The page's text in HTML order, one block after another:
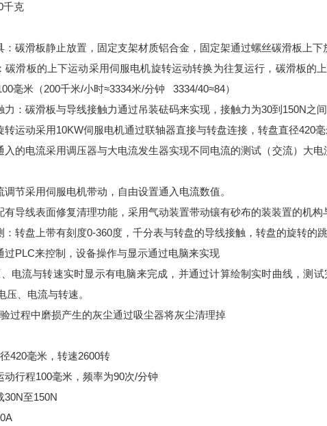
千克
：碳滑板静止放置，固定支架材质铝合金，固定架通过螺丝碳滑板上下
碳滑板的上下运动采用伺服电机旋转运动转换为往复运行，碳滑板的
毫米（200千米/小时≈3334米/分钟 3334/40≈84）
：碳滑板与导线接触力通过吊装砝码来实现，接触力为30到150N之间
转运动采用10KW伺服电机通过联轴器直接与转盘连接，转盘直径420
入的电流采用调压器与大电流发生器实现不同电流的测试（交流）大
节采用伺服电机带动，自由设置通入电流数值。
有导线表面修复清理功能，采用气动装置带动镶有砂布的装装置的机
：转盘上带有刻度0-360度，千分表与转盘的导线接触，转盘的旋转的
过PLC来控制，设备操作与显示通过电脑来实现
电流与转速实时显示有电脑来完成，并通过计算绘制实时曲线，测
压、电流与转速。
过程中磨损产生的灰尘通过吸尘器将灰尘清理掉
420毫米，转速2600转
动行程100毫米，频率为90次/分钟
30N至150N